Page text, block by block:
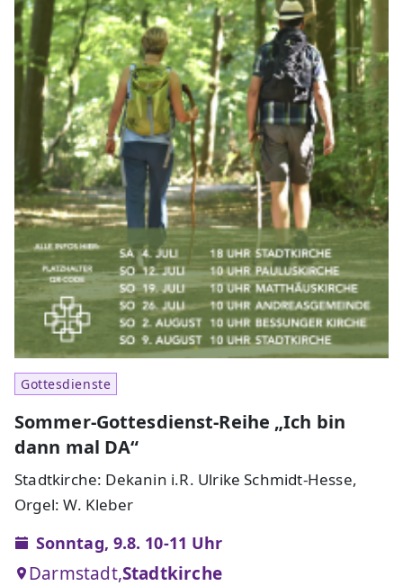
Gottesdienste
Sommer-Gottesdienst-Reihe „Ich bin
dann mal DA“
Stadtkirche: Dekanin i.R. Ulrike Schmidt-Hesse,
Orgel: W. Kleber
Sonntag, 9.8. 10-11 Uhr
Darmstadt,Stadtkirche